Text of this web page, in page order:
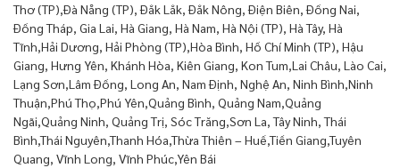
Thơ (TP),Đà Nẵng (TP), Đắk Lắk, Đắk Nông, Điện Biên, Đồng Nai,
Đồng Tháp, Gia Lai, Hà Giang, Hà Nam, Hà Nội (TP), Hà Tây, Hà
Tĩnh,Hải Dương, Hải Phòng (TP),Hòa Bình, Hồ Chí Minh (TP), Hậu
Giang, Hưng Yên, Khánh Hòa, Kiên Giang, Kon Tum,Lai Châu, Lào Cai,
Lạng Sơn,Lâm Đồng, Long An, Nam Định, Nghệ An, Ninh Bình,Ninh
Thuận,Phú Thọ,Phú Yên,Quảng Bình, Quảng Nam,Quảng
Ngãi,Quảng Ninh, Quảng Trị, Sóc Trăng,Sơn La, Tây Ninh, Thái
Bình,Thái Nguyên,Thanh Hóa,Thừa Thiên – Huế,Tiền Giang,Tuyên
Quang, Vĩnh Long, Vĩnh Phúc,Yên Bái